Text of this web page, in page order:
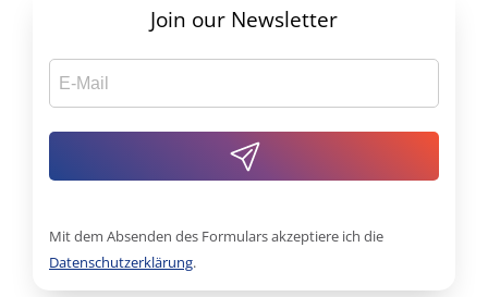
Join our Newsletter
Mit dem Absenden des Formulars akzeptiere ich die
Datenschutzerklärung.